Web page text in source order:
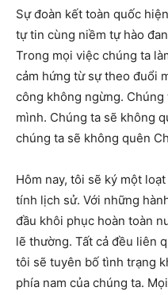
Sự đoàn kết toàn quốc
tự tin cùng niềm tự hào
Trong mọi việc chúng ta
cảm hứng từ sự theo đuổi
công không ngừng.
mình. Chúng ta sẽ không
chúng ta sẽ không quên
Hôm nay, tôi sẽ ký một
tính lịch sử. Với những
đầu khôi phục hoàn toàn
lẽ thường. Tất cả đều liên
tôi sẽ tuyên bố tình trạng
phía nam của chúng ta.